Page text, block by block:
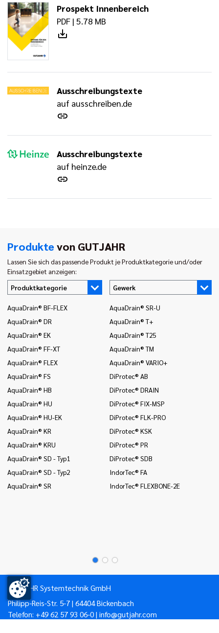
Prospekt Innenbereich
PDF | 5.78 MB
Ausschreibungstexte
auf ausschreiben.de
Ausschreibungstexte
auf heinze.de
Produktevon GUTJAHR
Lassen Sie sich das passende Produkt je Produktkategorie und/oder
Einsatzgebiet anzeigen:
Produktkategorie
Gewerk
AquaDrain® BF-FLEX
AquaDrain® DR
AquaDrain® EK
AquaDrain® FF-XT
AquaDrain® FLEX
AquaDrain® FS
AquaDrain® HB
AquaDrain® HU
AquaDrain® HU-EK
AquaDrain® KR
AquaDrain® KRU
AquaDrain® SD - Typ1
AquaDrain® SD - Typ2
AquaDrain® SR
AquaDrain® SR-U
AquaDrain® T+
AquaDrain® T25
AquaDrain® TM
AquaDrain® VARIO+
DiProtec® AB
DiProtec® DRAIN
DiProtec® FIX-MSP
DiProtec® FLK-PRO
DiProtec® KSK
DiProtec® PR
DiProtec® SDB
IndorTec® FA
IndorTec® FLEXBONE-2E
GUTJAHR Systemtechnik GmbH
Philipp-Reis-Str. 5-7 | 64404 Bickenbach
Telefon: +49 62 57 93 06-0 | info@gutjahr.com